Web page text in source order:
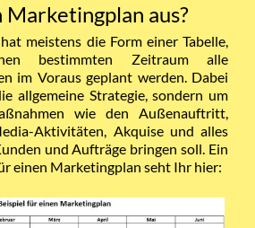
aus?
meistens die Form einer Tabelle,
bestimmten Zeitraum alle
im Voraus geplant werden. Dabei
allgemeine Strategie, sondern um
wie den Außenauftritt,
Aktivitäten, Akquise und alles
und Aufträge bringen soll. Ein
einen Marketingplan seht Ihr hier: